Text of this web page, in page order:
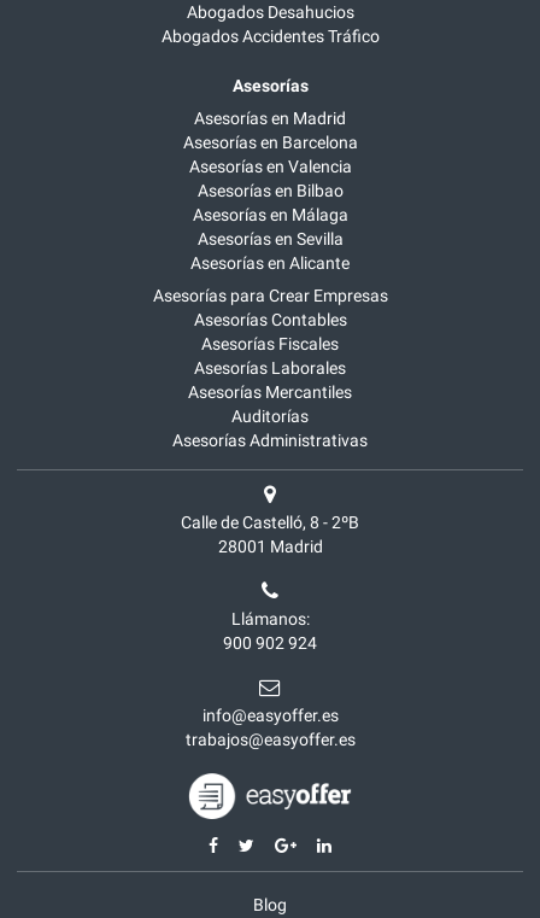
Abogados Desahucios
Abogados Accidentes Tráfico
Asesorías
Asesorías en Madrid
Asesorías en Barcelona
Asesorías en Valencia
Asesorías en Bilbao
Asesorías en Málaga
Asesorías en Sevilla
Asesorías en Alicante
Asesorías para Crear Empresas
Asesorías Contables
Asesorías Fiscales
Asesorías Laborales
Asesorías Mercantiles
Auditorías
Asesorías Administrativas
Calle de Castelló, 8 - 2ºB
28001 Madrid
Llámanos:
900 902 924
info@easyoffer.es
trabajos@easyoffer.es
Blog